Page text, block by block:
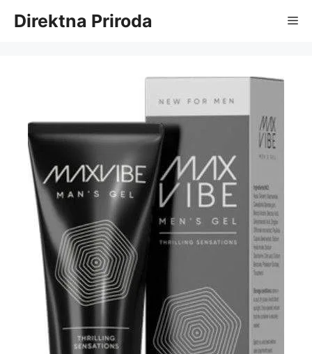
Direktna Priroda